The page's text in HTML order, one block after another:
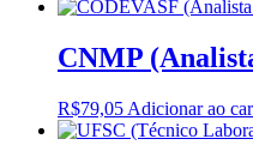
CNMP
R$79,05 Adicionar ao